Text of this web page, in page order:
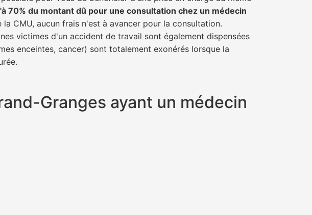
70% du montant dû pour une consultation chez un médecin
CMU, aucun frais n'est à avancer pour la consultation.
victimes d'un accident de travail sont également dispensées
enceintes, cancer) sont totalement exonérés lorsque la
Granges ayant un médecin